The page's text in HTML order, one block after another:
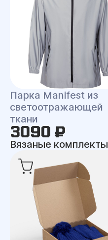
Парка Manifest из
светоотражающей
ткани
3090 ₽
Вязаные комплекты